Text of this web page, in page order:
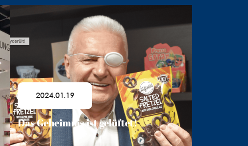
2024.01.19
Das Geheimnis ist gelüftet!